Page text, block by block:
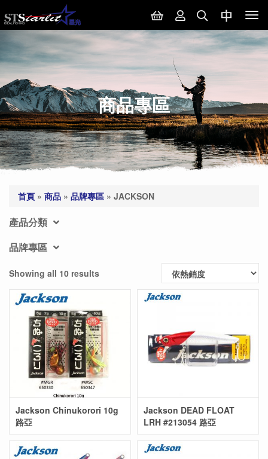
商品專區
首頁 » 商品 » 品牌專區 » JACKSON
產品分類
品牌專區
Showing all 10 results
Jackson Chinukorori 10g
路亞
Jackson DEAD FLOAT
LRH #213054 路亞